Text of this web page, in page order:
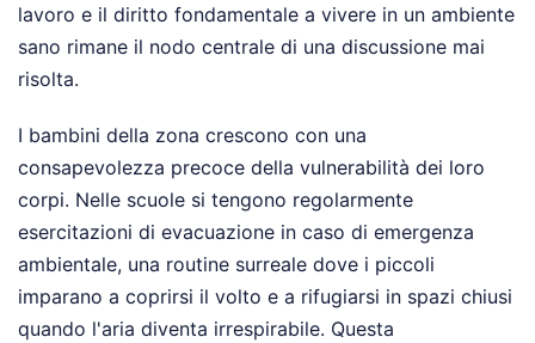
lavoro e il diritto fondamentale a vivere in un ambiente
sano rimane il nodo centrale di una discussione mai
risolta.
I bambini della zona crescono con una
consapevolezza precoce della vulnerabilità dei loro
corpi. Nelle scuole si tengono regolarmente
esercitazioni di evacuazione in caso di emergenza
ambientale, una routine surreale dove i piccoli
imparano a coprirsi il volto e a rifugiarsi in spazi chiusi
quando l'aria diventa irrespirabile. Questa